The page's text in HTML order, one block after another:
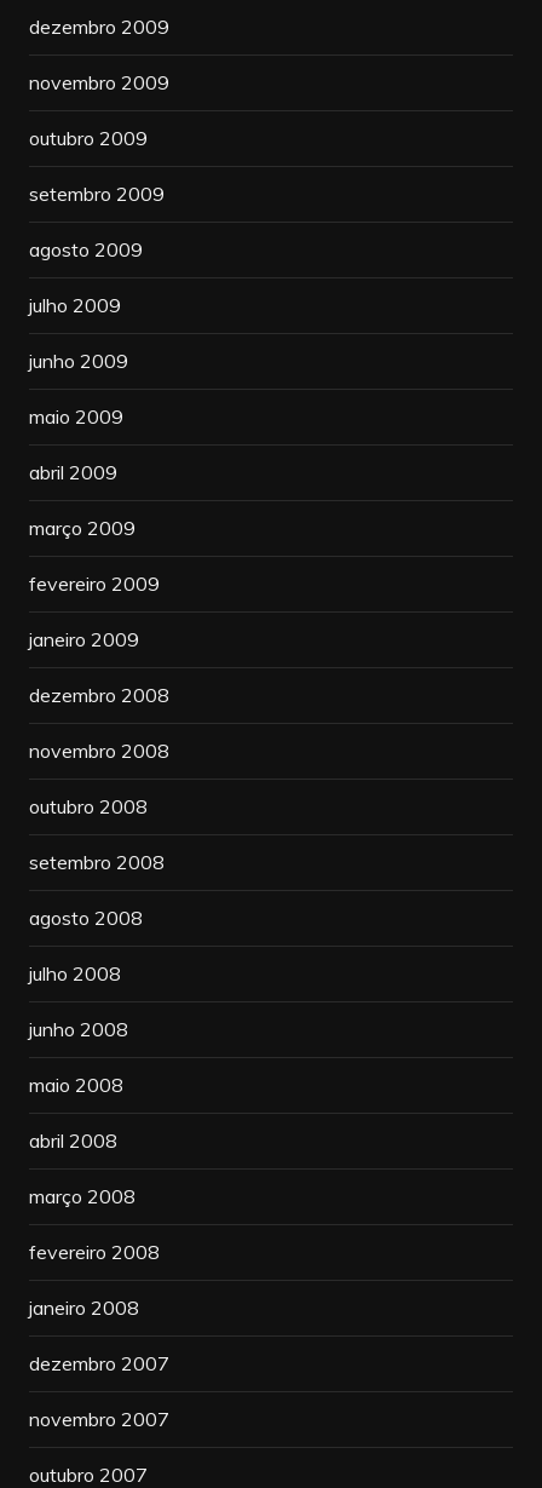
dezembro 2009
novembro 2009
outubro 2009
setembro 2009
agosto 2009
julho 2009
junho 2009
maio 2009
abril 2009
março 2009
fevereiro 2009
janeiro 2009
dezembro 2008
novembro 2008
outubro 2008
setembro 2008
agosto 2008
julho 2008
junho 2008
maio 2008
abril 2008
março 2008
fevereiro 2008
janeiro 2008
dezembro 2007
novembro 2007
outubro 2007